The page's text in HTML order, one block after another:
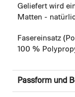
Geliefert wird
Matten -
Fasereinsatz
100 %
Passform und